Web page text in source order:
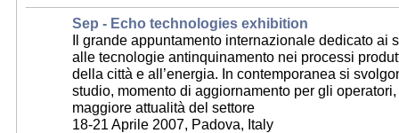
Sep - Echo technologies exhibition
Il grande appuntamento internazionale dedicato ai
alle tecnologie antinquinamento nei processi
della città e all’energia. In contemporanea si
studio, momento di aggiornamento per gli
maggiore attualità del settore
18-21 Aprile 2007, Padova, Italy